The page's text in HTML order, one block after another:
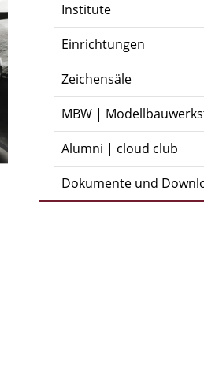
Institute
Einrichtungen
Zeichensäle
MBW |
Alumni | cloud club
Dokumente und